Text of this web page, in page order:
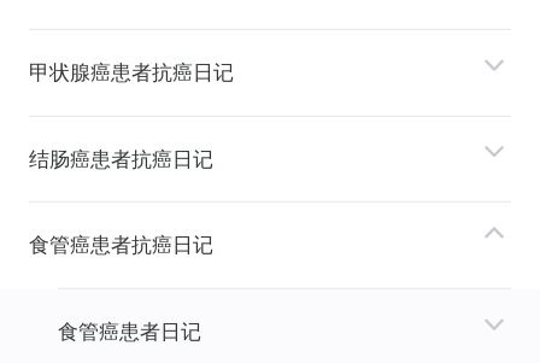
甲状腺癌患者抗癌日记
结肠癌患者抗癌日记
⻝管癌患者抗癌日记
⻝管癌患者日记